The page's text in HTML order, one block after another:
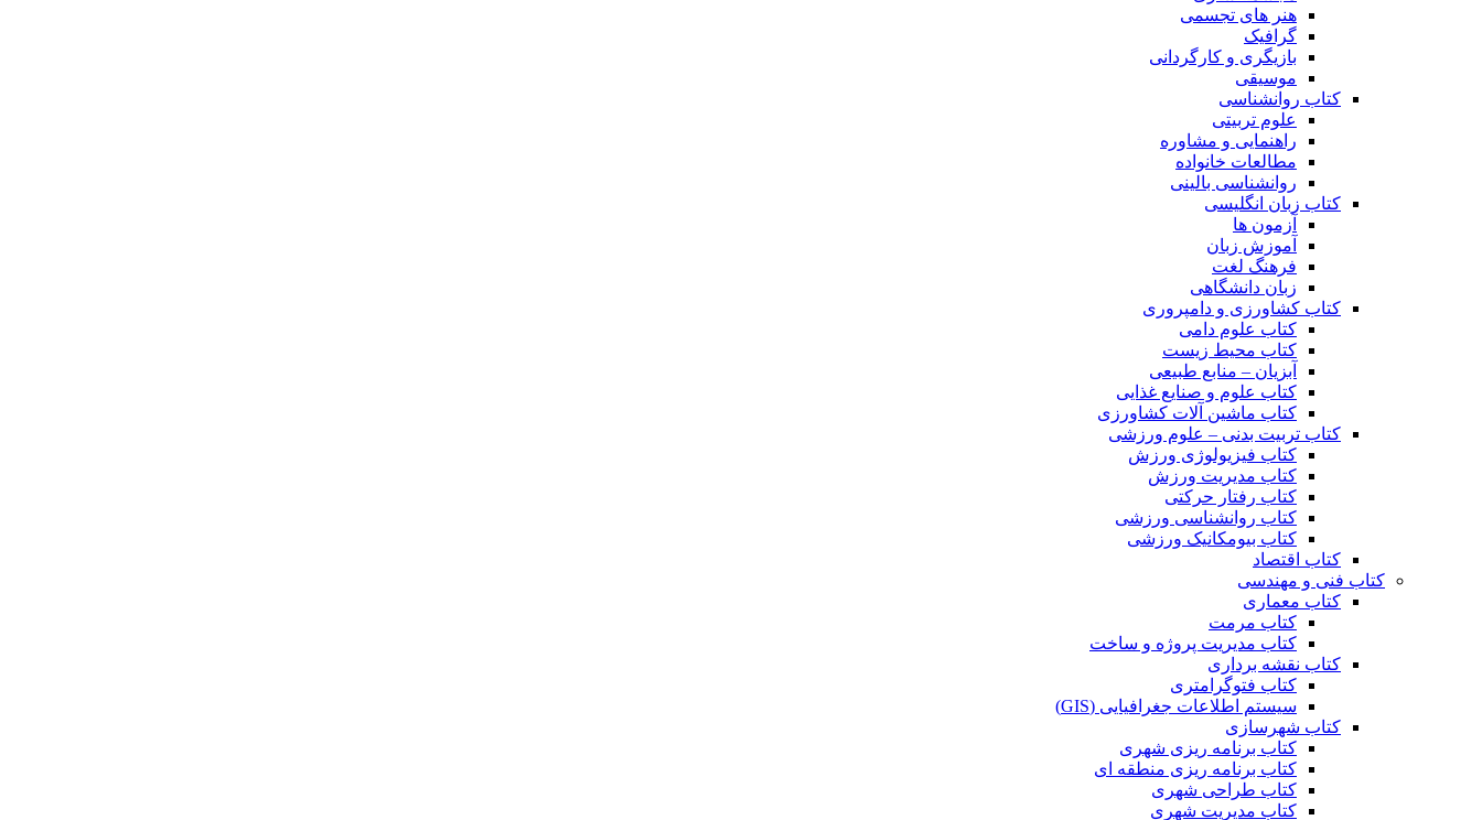
هنر های تجسمی
گرافیک
بازیگری و کارگردانی
موسیقی
کتاب روانشناسی
علوم تربیتی
راهنمایی و مشاوره
مطالعات خانواده
روانشناسی بالینی
کتاب زبان انگلیسی
آزمون ها
آموزش زبان
فرهنگ لغت
زبان دانشگاهی
کتاب کشاورزی و دامپروری
کتاب علوم دامی
کتاب محیط زیست
آبزیان – منابع طبیعی
کتاب علوم و صنایع غذایی
کتاب ماشین آلات کشاورزی
کتاب تربیت بدنی – علوم ورزشی
کتاب فیزیولوژی ورزش
کتاب مدیریت ورزش
کتاب رفتار حرکتی
کتاب روانشناسی ورزشی
کتاب بیومکانیک ورزشی
کتاب اقتصاد
کتاب فنی و مهندسی
کتاب معماری
کتاب مرمت
کتاب مدیریت پروژه و ساخت
کتاب نقشه برداری
کتاب فتوگرامتری
سیستم اطلاعات جغرافیایی (GIS)
کتاب شهرسازی
کتاب برنامه ریزی شهری
کتاب برنامه ریزی منطقه ای
کتاب طراحی شهری
کتاب مدیریت شهری